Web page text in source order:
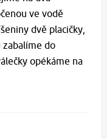
ve vodě
dvě placičky,
zabalíme do
opékáme na